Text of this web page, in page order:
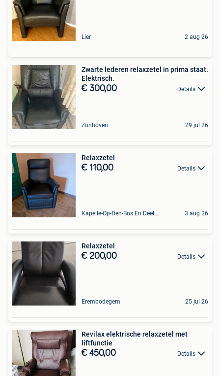
Lier 2 aug 26
Zwarte lederen relaxzetel in prima staat.
Elektrisch.
€ 300,00 Details
Zonhoven 29 jul 26
Relaxzetel
€ 110,00 Details
Kapelle-Op-Den-Bos En Deel Van Zemst 3 aug 26
Relaxzetel
€ 200,00 Details
Erembodegem 25 jul 26
Revilax elektrische relaxzetel met
liftfunctie
€ 450,00 Details